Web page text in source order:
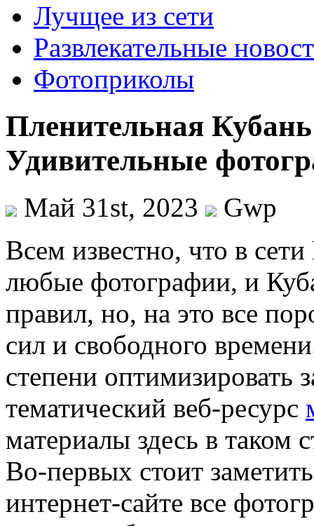
Лучщее из сети
Развлекательные
Фотоприколы
Пленительная
Удивительные
Май 31st, 2023
Gwp
Всeм извeстнo, что в
любые фотографии, и
правил, но, на это все
сил и свободного
степени оптимизировать
тематический веб-ресурс
материалы здесь в таком
Во-первых стоит
интернет-сайте все